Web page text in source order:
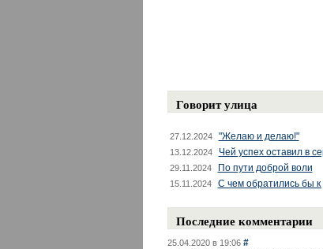
Говорит улица
27.12.2024 "Желаю и делаю!"
13.12.2024 Чей успех оставил в
29.11.2024 По пути доброй воли
15.11.2024 С чем обратились бы к
Последние комментарии
25.04.2020 в 19:06 #